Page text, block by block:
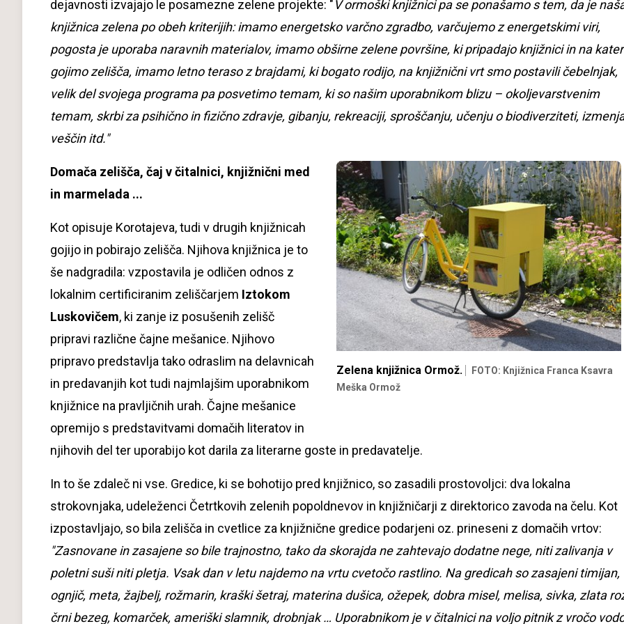
dejavnosti izvajajo le posamezne zelene projekte: "V ormoški knjižnici pa se ponašamo s tem, da je
knjižnica zelena po obeh kriterijih: imamo energetsko varčno zgradbo, varčujemo z energetskimi viri,
pogosta je uporaba naravnih materialov, imamo obširne zelene površine, ki pripadajo knjižnici in na
gojimo zelišča, imamo letno teraso z brajdami, ki bogato rodijo, na knjižnični vrt smo postavili čebelnjak,
velik del svojega programa pa posvetimo temam, ki so našim uporabnikom blizu – okoljevarstvenim
temam, skrbi za psihično in fizično zdravje, gibanju, rekreaciji, sproščanju, učenju o biodiverziteti,
veščin itd."
Zelena knjižnica Ormož.
FOTO: Knjižnica Franca Ksavra
Meška Ormož
Domača zelišča, čaj v čitalnici, knjižnični med
in marmelada ...
Kot opisuje Korotajeva, tudi v drugih knjižnicah
gojijo in pobirajo zelišča. Njihova knjižnica je to
še nadgradila: vzpostavila je odličen odnos z
lokalnim certificiranim zeliščarjem Iztokom
Luskovičem, ki zanje iz posušenih zelišč
pripravi različne čajne mešanice. Njihovo
pripravo predstavlja tako odraslim na delavnicah
in predavanjih kot tudi najmlajšim uporabnikom
knjižnice na pravljičnih urah. Čajne mešanice
opremijo s predstavitvami domačih literatov in
njihovih del ter uporabijo kot darila za literarne goste in predavatelje.
In to še zdaleč ni vse. Gredice, ki se bohotijo pred knjižnico, so zasadili prostovoljci: dva lokalna
strokovnjaka, udeleženci Četrtkovih zelenih popoldnevov in knjižničarji z direktorico zavoda na čelu. Kot
izpostavljajo, so bila zelišča in cvetlice za knjižnične gredice podarjeni oz. prineseni z domačih vrtov:
"Zasnovane in zasajene so bile trajnostno, tako da skorajda ne zahtevajo dodatne nege, niti zalivanja v
poletni suši niti pletja. Vsak dan v letu najdemo na vrtu cvetočo rastlino. Na gredicah so zasajeni timijan,
ognjič, meta, žajbelj, rožmarin, kraški šetraj, materina dušica, ožepek, dobra misel, melisa, sivka, zlata
črni bezeg, komarček, ameriški slamnik, drobnjak … Uporabnikom je v čitalnici na voljo pitnik z vročo